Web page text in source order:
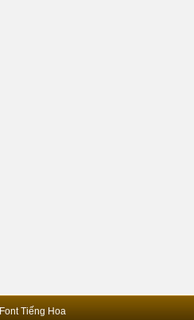
Font Tiếng Hoa